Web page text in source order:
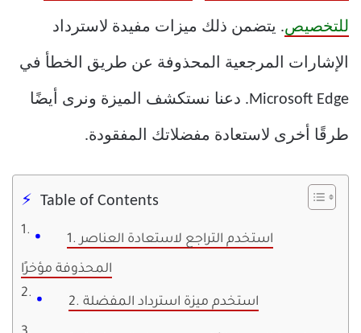
للتخصيص. يتضمن ذلك ميزات مفيدة لاسترداد
الإشارات المرجعية المحذوفة عن طريق الخطأ في
Microsoft Edge. دعنا نستكشف الميزة ونرى أيضًا
طرقًا أخرى لاستعادة مفضلاتك المفقودة.
Table of Contents
1. استخدم التراجع لاستعادة العناصر
المحذوفة مؤخرًا
2. استخدم ميزة استرداد المفضلة